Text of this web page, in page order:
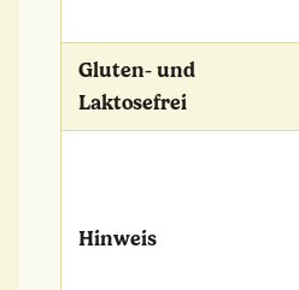
Gluten- und
Laktosefrei
Hinweis